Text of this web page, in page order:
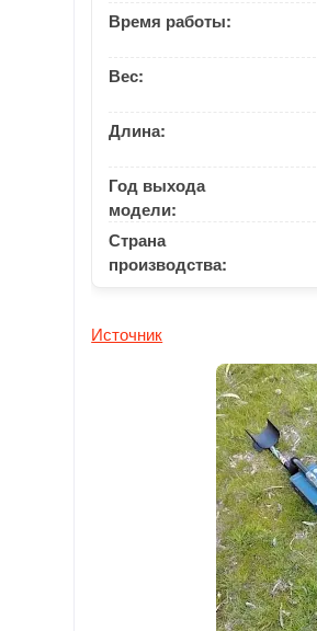
Время работы:
Вес:
Длина:
Год выхода
модели:
Страна
производства:
Источник